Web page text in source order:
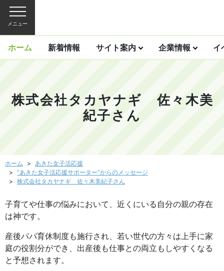
メニュー
ホーム 新着情報 サイト案内 企業情報 イ
株式会社タカヤナギ 佐々木美
紀子さん
ホーム
あきた女子活応援
”あきた女子活応援サポーター”からのメッセージ
株式会社タカヤナギ 佐々木美紀子さん
子育てや仕事の悩みにおいて、近くにいる自分の親の存在
は神です。
産後パパ育休制度も施行され、若い世代の方々は上手に家
庭の役割分ができ、出産後も仕事との両立もしやすくなる
と予想されます。